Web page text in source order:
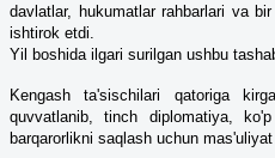
davlatlar, hukumatlar rahbarlari va
ishtirok etdi.
Yil boshida ilgari surilgan ushbu
Kengash ta'sischilari qatoriga
quvvatlanib, tinch diplomatiya,
barqarorlikni saqlash uchun